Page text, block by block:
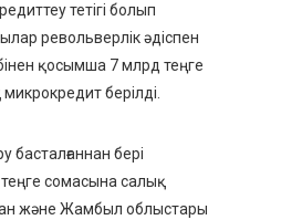
тетігі болып
револьверлік әдіспен
қосымша 7 млрд теңге
берілді.
басталғаннан бері
сомасына салық
және Жамбыл облыстары